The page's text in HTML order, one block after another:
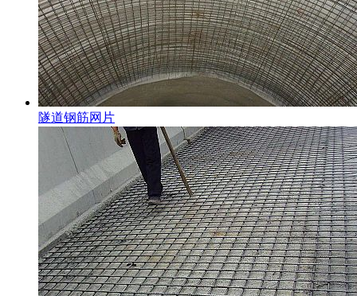
隧道钢筋网片